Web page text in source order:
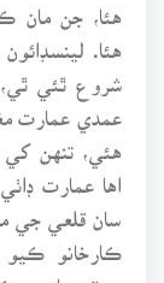
هئا.
شروع ٿئي
عمدي عمارت
سان قلعي جي
ڪارخانو
مسٽر جان